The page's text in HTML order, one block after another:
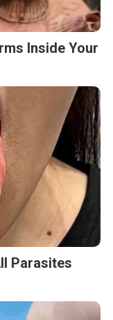
Inside Your
Parasites